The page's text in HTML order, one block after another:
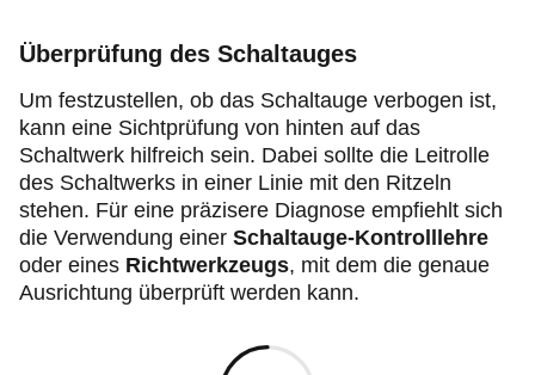
Überprüfung des Schaltauges
Um festzustellen, ob das Schaltauge verbogen ist,
kann eine Sichtprüfung von hinten auf das
Schaltwerk hilfreich sein. Dabei sollte die Leitrolle
des Schaltwerks in einer Linie mit den Ritzeln
stehen. Für eine präzisere Diagnose empfiehlt sich
die Verwendung einer Schaltauge-Kontrolllehre
oder eines Richtwerkzeugs, mit dem die genaue
Ausrichtung überprüft werden kann.